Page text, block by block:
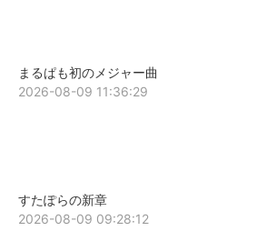
まるぱも初のメジャー曲
2026-08-09 11:36:29
すたぽらの新章
2026-08-09 09:28:12